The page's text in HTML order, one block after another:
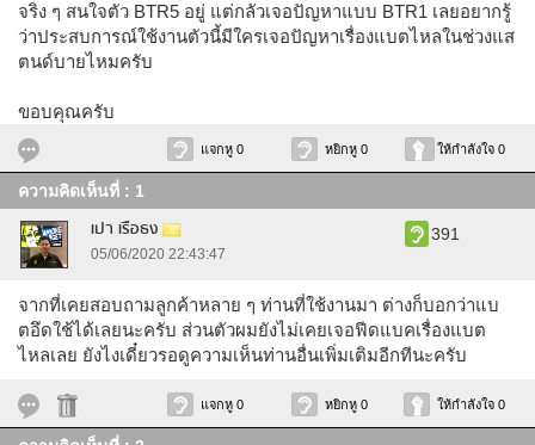
จริง ๆ สนใจตัว BTR5 อยู่ แต่กลัวเจอปัญหาแบบ BTR1 เลยอยากรู้
ว่าประสบการณ์ใช้งานตัวนี้มีใครเจอปัญหาเรื่องแบตไหลในช่วงแส
ตนด์บายไหมครับ
ขอบคุณครับ
แจกหู 0 หยิกหู 0 ให้กำลังใจ 0
ความคิดเห็นที่ : 1
เปา เรือธง
05/06/2020 22:43:47
391
จากที่เคยสอบถามลูกค้าหลาย ๆ ท่านที่ใช้งานมา ต่างก็บอกว่าแบ
ตอึดใช้ได้เลยนะครับ ส่วนตัวผมยังไม่เคยเจอฟีดแบคเรื่องแบต
ไหลเลย ยังไงเดี๋ยวรอดูความเห็นท่านอื่นเพิ่มเติมอีกทีนะครับ
แจกหู 0 หยิกหู 0 ให้กำลังใจ 0